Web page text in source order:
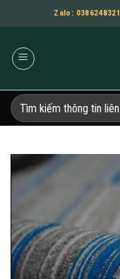
qua
dung
Zalo: 0386248321
Tìm
kiếm: